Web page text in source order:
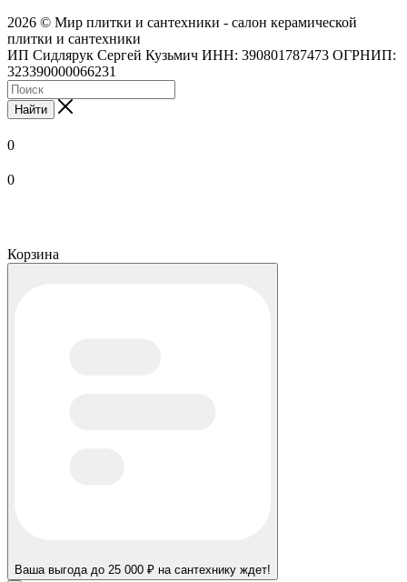
2026 © Мир плитки и сантехники - салон керамической
плитки и сантехники
ИП Сидлярук Сергей Кузьмич ИНН: 390801787473 ОГРНИП:
323390000066231
Найти
0
0
Корзина
Ваша выгода до 25 000 ₽ на сантехнику ждет!